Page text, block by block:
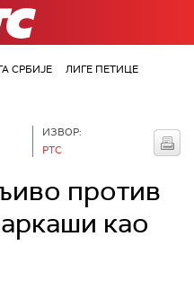
СРБИЈЕ
ЛИГЕ ПЕТИЦЕ
ИЗВОР:
РТС
против
као